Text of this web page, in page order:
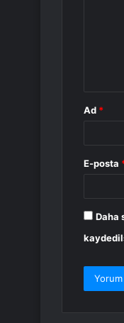
Ad *
E-posta
Daha